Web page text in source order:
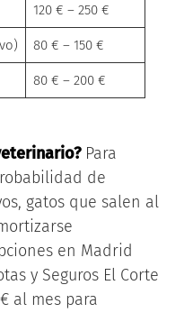
120 € – 250 €
80 € – 150 €
80 € – 200 €
Para
de
gatos que salen al
en Madrid
y Seguros El Corte
al mes para